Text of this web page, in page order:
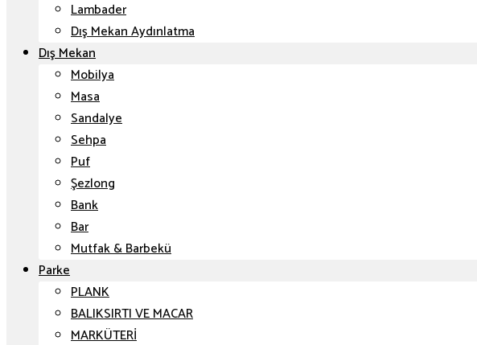
Lambader
Dış Mekan Aydınlatma
Dış Mekan
Mobilya
Masa
Sandalye
Sehpa
Puf
Şezlong
Bank
Bar
Mutfak & Barbekü
Parke
PLANK
BALIKSIRTI VE MACAR
MARKÜTERİ